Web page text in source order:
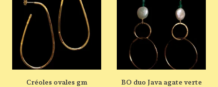
Créoles ovales gm
BO duo Java agate verte